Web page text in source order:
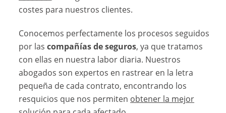
costes para nuestros clientes.
Conocemos perfectamente los procesos seguidos
por lascompañías de seguros, ya que tratamos
con ellas en nuestra labor diaria. Nuestros
abogados son expertos en rastrear en la letra
pequeña de cada contrato, encontrando los
resquicios que nos permiten obtener la mejor